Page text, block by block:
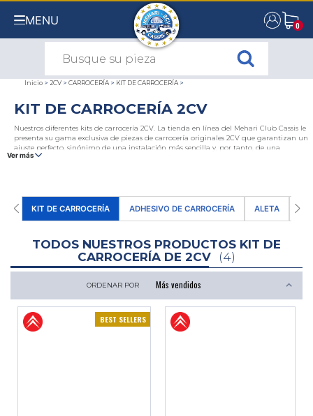
MENU 0
0
Inicio > 2CV > CARROCERÍA > KIT DE CARROCERÍA >
KIT DE CARROCERÍA 2CV
Nuestros diferentes kits de carrocería 2CV. La tienda en línea del Mehari Club Cassis le
presenta su gama exclusiva de piezas de carrocería originales 2CV que garantizan un
ajuste perfecto, sinónimo de una instalación más sencilla y, por tanto, de una
reducción del tiempo de intervención. Si confía su montaje a un taller, este ahorro de
valor del vehículo y hace que estas carrocerías sean muy populares entre los
coleccionistas de 2CV. Encuentre nuestras torres de carrocería completas, nuestros
kits de carrocería delantera o trasera, nuestros packs de tarimas originales. Todas
Ver más
KIT DE CARROCERÍA ADHESIVO DE CARROCERÍA ALETA
TODOS NUESTROS PRODUCTOS KIT DE
CARROCERÍA DE 2CV
(4)
ORDENAR POR
BEST SELLERS